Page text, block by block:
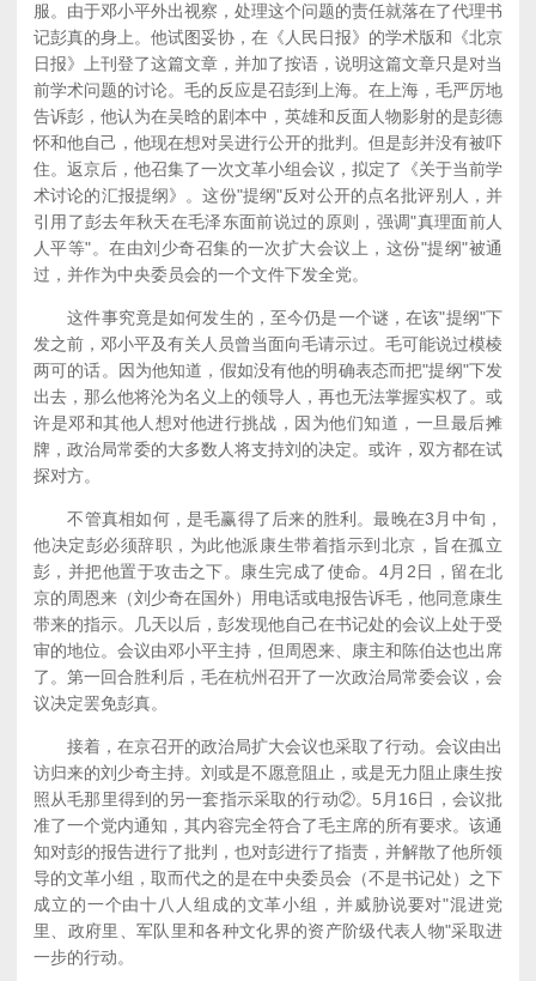
服。由于邓小平外出视察，处理这个问题的责任就落在了代理书
记彭真的身上。他试图妥协，在《人民日报》的学术版和《北京
日报》上刊登了这篇文章，并加了按语，说明这篇文章只是对当
前学术问题的讨论。毛的反应是召彭到上海。在上海，毛严厉地
告诉彭，他认为在吴晗的剧本中，英雄和反面人物影射的是彭德
怀和他自己，他现在想对吴进行公开的批判。但是彭并没有被吓
住。返京后，他召集了一次文革小组会议，拟定了《关于当前学
术讨论的汇报提纲》。这份"提纲"反对公开的点名批评别人，并
引用了彭去年秋天在毛泽东面前说过的原则，强调"真理面前人
人平等"。在由刘少奇召集的一次扩大会议上，这份"提纲"被通
过，并作为中央委员会的一个文件下发全党。
这件事究竟是如何发生的，至今仍是一个谜，在该"提纲"下
发之前，邓小平及有关人员曾当面向毛请示过。毛可能说过模棱
两可的话。因为他知道，假如没有他的明确表态而把"提纲"下发
出去，那么他将沦为名义上的领导人，再也无法掌握实权了。或
许是邓和其他人想对他进行挑战，因为他们知道，一旦最后摊
牌，政治局常委的大多数人将支持刘的决定。或许，双方都在试
探对方。
不管真相如何，是毛赢得了后来的胜利。最晚在3月中旬，
他决定彭必须辞职，为此他派康生带着指示到北京，旨在孤立
彭，并把他置于攻击之下。康生完成了使命。4月2日，留在北
京的周恩来（刘少奇在国外）用电话或电报告诉毛，他同意康生
带来的指示。几天以后，彭发现他自己在书记处的会议上处于受
审的地位。会议由邓小平主持，但周恩来、康主和陈伯达也出席
了。第一回合胜利后，毛在杭州召开了一次政治局常委会议，会
议决定罢免彭真。
接着，在京召开的政治局扩大会议也采取了行动。会议由出
访归来的刘少奇主持。刘或是不愿意阻止，或是无力阻止康生按
照从毛那里得到的另一套指示采取的行动②。5月16日，会议批
准了一个党内通知，其内容完全符合了毛主席的所有要求。该通
知对彭的报告进行了批判，也对彭进行了指责，并解散了他所领
导的文革小组，取而代之的是在中央委员会（不是书记处）之下
成立的一个由十八人组成的文革小组，并威胁说要对"混进党
里、政府里、军队里和各种文化界的资产阶级代表人物"采取进
一步的行动。